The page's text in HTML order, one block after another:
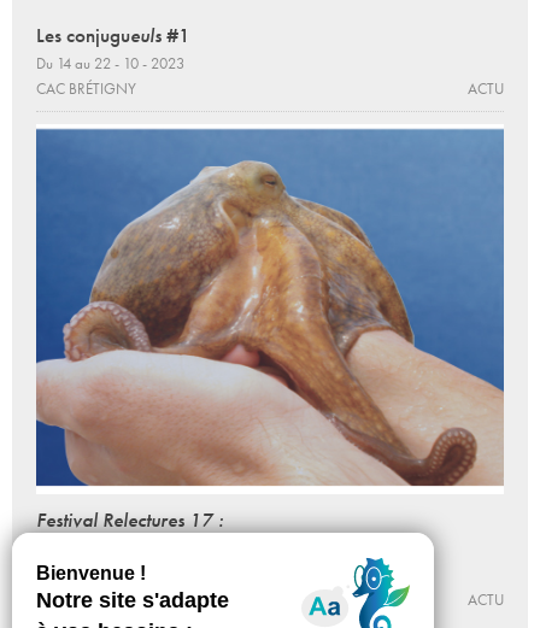
Les conjugueuls#1
Du 14 au 22 - 10 - 2023
CAC BRÉTIGNY
ACTU
Festival Relectures 17 :
Du 29 - 09 au 09 - 10 - 2016, 20:30
ESPACE KHIASMA
ACTU